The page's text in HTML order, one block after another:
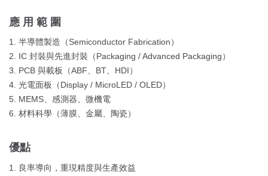
應用範圍
1. 半導體製造（Semiconductor Fabrication）
2. IC 封裝與先進封裝（Packaging / Advanced Packaging）
3. PCB 與載板（ABF、BT、HDI）
4. 光電面板（Display / MicroLED / OLED）
5. MEMS、感測器、微機電
6. 材料科學（薄膜、金屬、陶瓷）
優點
1. 良率導向，重現精度與生產效益